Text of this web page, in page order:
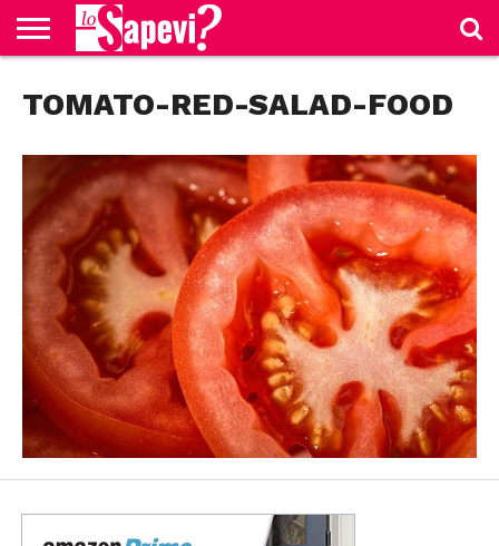
BENESSERE
GOSSIP
PRODOTTI
AMAZON
NEWS
CASA E
CUCINA
TOMATO-RED-SALAD-FOOD